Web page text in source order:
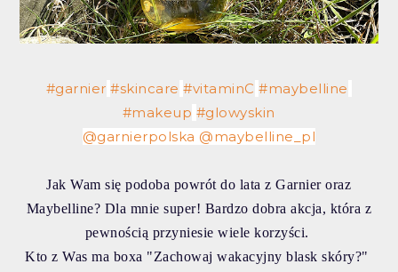
#garnier #skincare #vitaminC #maybelline
#makeup #glowyskin
@garnierpolska @maybelline_pl
Jak Wam się podoba powrót do lata z Garnier oraz
Maybelline? Dla mnie super! Bardzo dobra akcja, która z
pewnością przyniesie wiele korzyści.
Kto z Was ma boxa "Zachowaj wakacyjny blask skóry?"